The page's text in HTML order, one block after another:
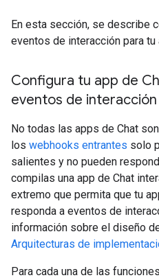
En esta sección, se describe
eventos de interacción para tu
Configura tu app de
eventos de interacción
No todas las apps de Chat
los webhooks entrantes solo
salientes y no pueden
compilas una app de Chat
extremo que permita que tu
responda a eventos de
información sobre el diseño
Arquitecturas de
Para cada una de las